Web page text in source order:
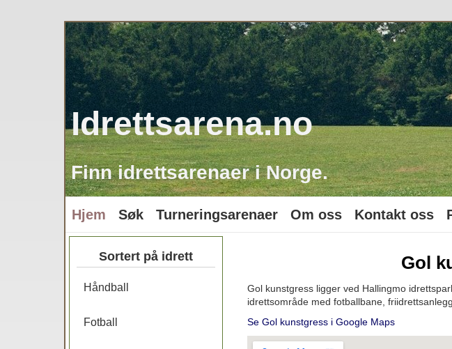
Idrettsarena.no
Finn idrettsarenaer i Norge.
Hjem Søk Turneringsarenaer Om oss Kontakt oss
Sortert på idrett
Håndball
Fotball
Gol
Gol kunstgress ligger ved Hallingmo
idrettsområde med fotballbane,
Se Gol kunstgress i Google Maps